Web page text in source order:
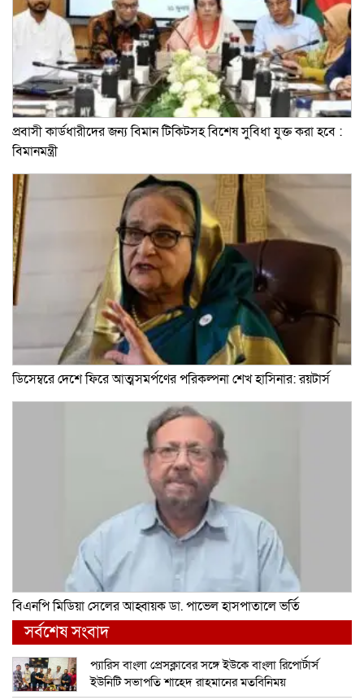
প্রবাসী কার্ডধারীদের জন্য বিমান টিকিটসহ বিশেষ সুবিধা যুক্ত করা হবে :
বিমানমন্ত্রী
ডিসেম্বরে দেশে ফিরে আত্মসমর্পণের পরিকল্পনা শেখ হাসিনার: রয়টার্স
বিএনপি মিডিয়া সেলের আহ্বায়ক ডা. পাভেল হাসপাতালে ভর্তি
সর্বশেষ সংবাদ
প্যারিস বাংলা প্রেসক্লাবের সঙ্গে ইউকে বাংলা রিপোর্টার্স
ইউনিটি সভাপতি শাহেদ রাহমানের মতবিনিময়